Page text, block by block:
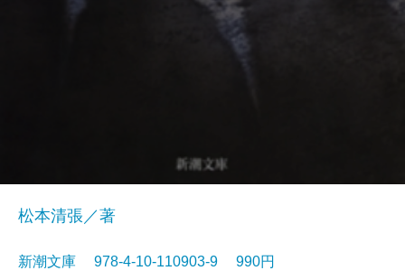
松本清張／著
新潮文庫 978-4-10-110903-9 990円